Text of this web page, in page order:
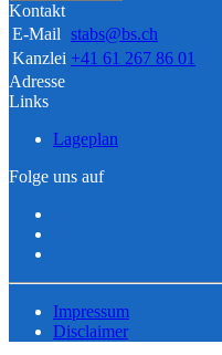
Kontakt
E-Mail stabs@bs.ch
Kanzlei +41 61 267 86 01
Adresse
Links
Lageplan
Folge uns auf
Impressum
Disclaimer